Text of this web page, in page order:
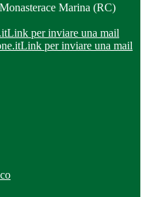
Marina (RC)
Link per inviare una mail
Link per inviare una mail